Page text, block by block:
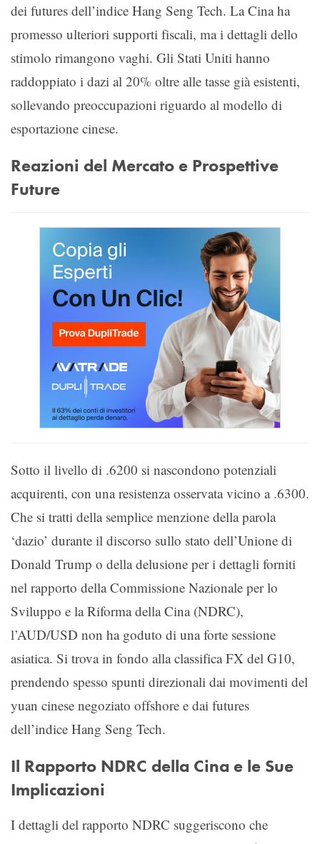
dei futures dell’indice Hang Seng Tech. La Cina ha
promesso ulteriori supporti fiscali, ma i dettagli dello
stimolo rimangono vaghi. Gli Stati Uniti hanno
raddoppiato i dazi al 20% oltre alle tasse già esistenti,
sollevando preoccupazioni riguardo al modello di
esportazione cinese.
Reazioni del Mercato e Prospettive
Future
Sotto il livello di .6200 si nascondono potenziali
acquirenti, con una resistenza osservata vicino a .6300.
Che si tratti della semplice menzione della parola
‘dazio’ durante il discorso sullo stato dell’Unione di
Donald Trump o della delusione per i dettagli forniti
nel rapporto della Commissione Nazionale per lo
Sviluppo e la Riforma della Cina (NDRC),
l’AUD/USD non ha goduto di una forte sessione
asiatica. Si trova in fondo alla classifica FX del G10,
prendendo spesso spunti direzionali dai movimenti del
yuan cinese negoziato offshore e dai futures
dell’indice Hang Seng Tech.
Il Rapporto NDRC della Cina e le Sue
Implicazioni
I dettagli del rapporto NDRC suggeriscono che